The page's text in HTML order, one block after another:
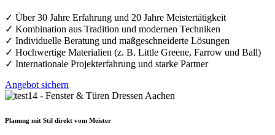
✓ Über 30 Jahre Erfahrung und 20 Jahre Meistertätigkeit
✓ Kombination aus Tradition und modernen Techniken
✓ Individuelle Beratung und maßgeschneiderte Lösungen
✓ Hochwertige Materialien (z. B. Little Greene, Farrow und Ball)
✓ Internationale Projekterfahrung und starke Partner
Angebot sichern
Planung mit Stil direkt vom Meister